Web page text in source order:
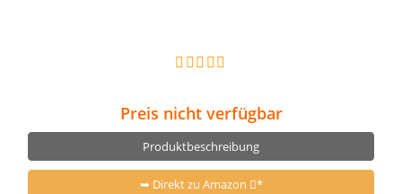
Preis nicht verfügbar
Produktbeschreibung
➥ Direkt zu Amazon *